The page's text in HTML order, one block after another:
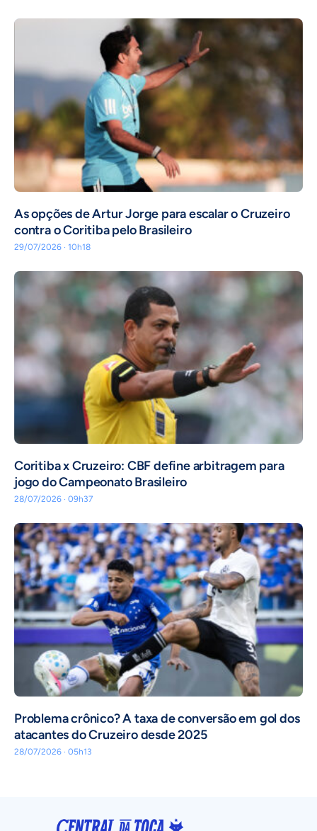
As opções de Artur Jorge para escalar o Cruzeiro
contra o Coritiba pelo Brasileiro
29/07/2026 · 10h18
Coritiba x Cruzeiro: CBF define arbitragem para
jogo do Campeonato Brasileiro
28/07/2026 · 09h37
Problema crônico? A taxa de conversão em gol dos
atacantes do Cruzeiro desde 2025
28/07/2026 · 05h13